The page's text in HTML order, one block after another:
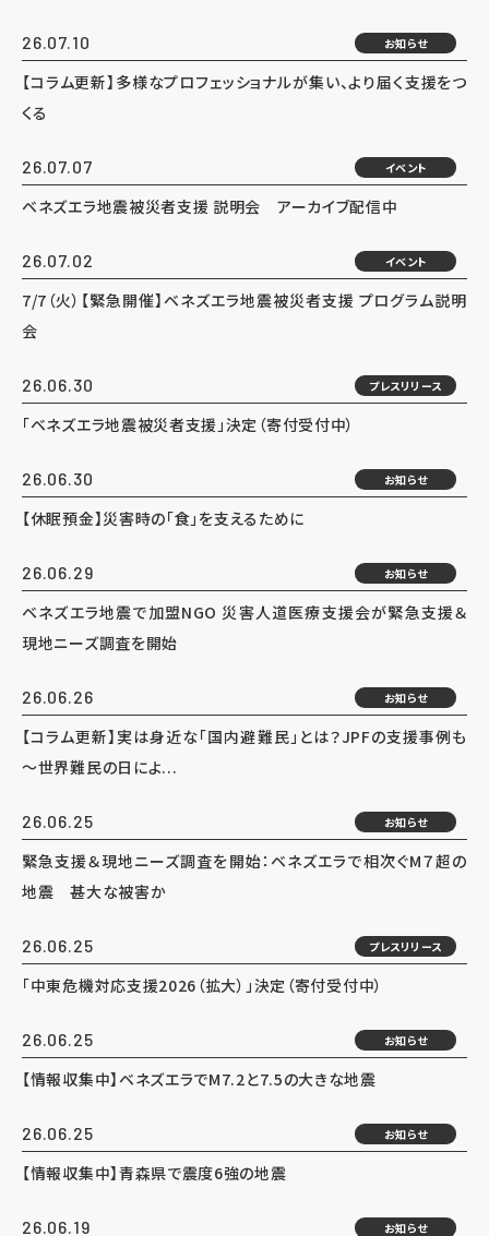
26.07.10 お知らせ
【コラム更新】多様なプロフェッショナルが集い、より届く支援をつ
くる
26.07.07 イベント
ベネズエラ地震被災者支援 説明会 アーカイブ配信中
26.07.02 イベント
7/7（火）【緊急開催】ベネズエラ地震被災者支援 プログラム説明
会
26.06.30 プレスリリース
「ベネズエラ地震被災者支援」決定（寄付受付中）
26.06.30 お知らせ
【休眠預金】災害時の「食」を支えるために
26.06.29 お知らせ
ベネズエラ地震で加盟NGO 災害人道医療支援会が緊急支援＆
現地ニーズ調査を開始
26.06.26 お知らせ
【コラム更新】実は身近な「国内避難民」とは？JPFの支援事例も
～世界難民の日によ...
26.06.25 お知らせ
緊急支援＆現地ニーズ調査を開始：ベネズエラで相次ぐM７超の
地震 甚大な被害か
26.06.25 プレスリリース
「中東危機対応支援2026（拡大）」決定（寄付受付中）
26.06.25 お知らせ
【情報収集中】ベネズエラでM7.2と7.5の大きな地震
26.06.25 お知らせ
【情報収集中】青森県で震度6強の地震
26.06.19 お知らせ